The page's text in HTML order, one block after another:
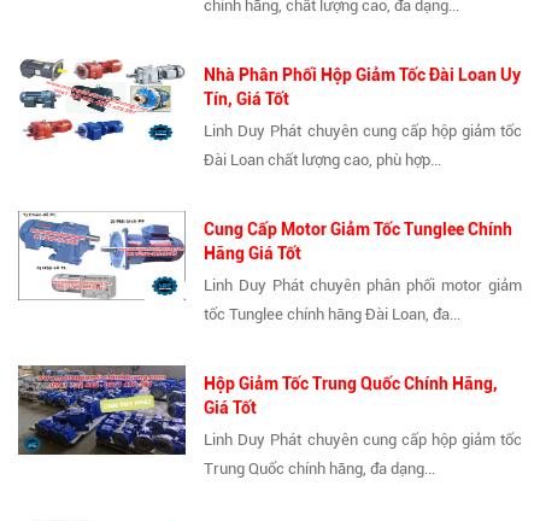
chính hãng, chất lượng cao, đa dạng...
Nhà Phân Phối Hộp Giảm Tốc Đài Loan Uy
Tín, Giá Tốt
Linh Duy Phát chuyên cung cấp hộp giảm tốc
Đài Loan chất lượng cao, phù hợp...
Cung Cấp Motor Giảm Tốc Tunglee Chính
Hãng Giá Tốt
Linh Duy Phát chuyên phân phối motor giảm
tốc Tunglee chính hãng Đài Loan, đa...
Hộp Giảm Tốc Trung Quốc Chính Hãng,
Giá Tốt
Linh Duy Phát chuyên cung cấp hộp giảm tốc
Trung Quốc chính hãng, đa dạng...